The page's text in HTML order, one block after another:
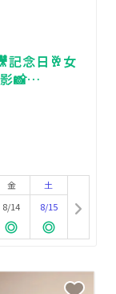
記念日🥂女
📸
金
8/14
土
8/15